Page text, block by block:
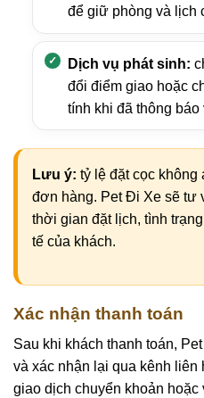
để giữ phòng và lịch
Dịch vụ phát sinh:
đổi điểm giao hoặc
tính khi đã thông
Lưu ý: tỷ lệ đặt cọc không
đơn hàng. Pet Đi Xe sẽ tư
thời gian đặt lịch, tình
tế của khách.
Xác nhận thanh toán
Sau khi khách thanh toán,
và xác nhận lại qua kênh
giao dịch chuyển khoản